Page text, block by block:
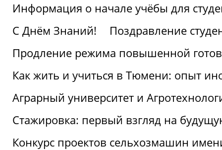
Информация о начале учёбы для
С Днём Знаний!
Поздравление
Продление режима повышенной
Как жить и учиться в Тюмени: опыт
Аграрный университет и
Стажировка: первый взгляд на
Конкурс проектов сельхозмашин